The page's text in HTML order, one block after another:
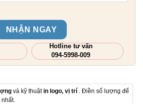
NHẬN NGAY
Hotline tư vấn
094-5998-009
và kỹ thuậtin logo, vị trí . Điền số lượng để